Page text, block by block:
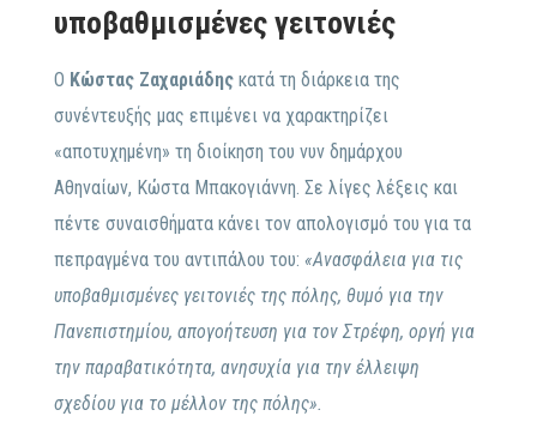
υποβαθμισμένες γειτονιές
Ο Κώστας Ζαχαριάδης κατά τη διάρκεια της
συνέντευξής μας επιμένει να χαρακτηρίζει
«αποτυχημένη» τη διοίκηση του νυν δημάρχου
Αθηναίων, Κώστα Μπακογιάννη. Σε λίγες λέξεις και
πέντε συναισθήματα κάνει τον απολογισμό του για τα
πεπραγμένα του αντιπάλου του: «Ανασφάλεια για τις
υποβαθμισμένες γειτονιές της πόλης, θυμό για την
Πανεπιστημίου, απογοήτευση για τον Στρέφη, οργή για
την παραβατικότητα, ανησυχία για την έλλειψη
σχεδίου για το μέλλον της πόλης».